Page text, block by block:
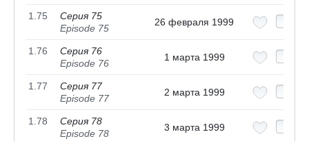
1.75
Серия 75
Episode 75
26 февраля 1999
1.76
Серия 76
Episode 76
1 марта 1999
1.77
Серия 77
Episode 77
2 марта 1999
1.78
Серия 78
Episode 78
3 марта 1999